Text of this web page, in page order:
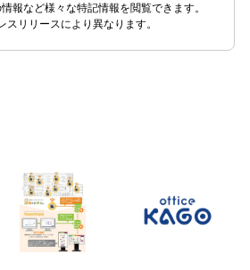
報など様々な特記情報を閲覧できます。
リリースにより異なります。